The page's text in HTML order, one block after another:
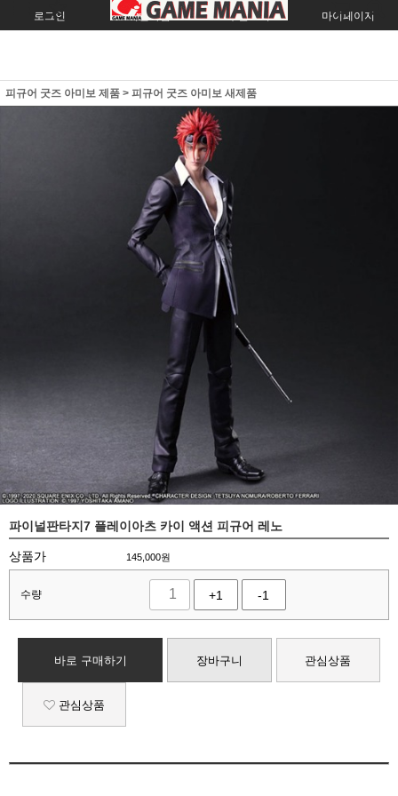
로그인 회원가입 주문조회 마이페이지
피규어 굿즈 아미보 제품 > 피규어 굿즈 아미보 새제품
파이널판타지7 플레이아츠 카이 액션 피규어 레노
상품가 145,000원
수량 +1 -1
바로 구매하기 장바구니 관심상품
관심상품